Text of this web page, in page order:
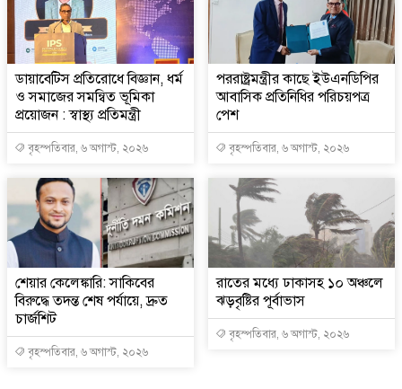
ডায়াবেটিস প্রতিরোধে বিজ্ঞান, ধর্ম
ও সমাজের সমন্বিত ভূমিকা
প্রয়োজন : স্বাস্থ্য প্রতিমন্ত্রী
বৃহস্পতিবার, ৬ অগাস্ট, ২০২৬
পররাষ্ট্রমন্ত্রীর কা‌ছে ইউএনডিপির
আবাসিক প্রতিনিধির পরিচয়পত্র
পেশ
বৃহস্পতিবার, ৬ অগাস্ট, ২০২৬
শেয়ার কেলেঙ্কারি: সাকিবের
বিরুদ্ধে তদন্ত শেষ পর্যায়ে, দ্রুত
চার্জশিট
বৃহস্পতিবার, ৬ অগাস্ট, ২০২৬
রাতের মধ্যে ঢাকাসহ ১০ অঞ্চলে
ঝড়বৃষ্টির পূর্বাভাস
বৃহস্পতিবার, ৬ অগাস্ট, ২০২৬